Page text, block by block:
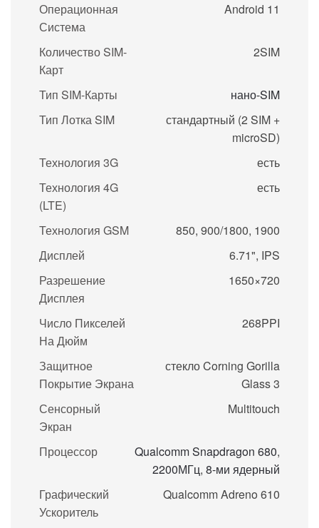
Операционная
Система
Android 11
Количество SIM-
Карт
2SIM
Тип SIM-Карты
нано-SIM
Тип Лотка SIM
стандартный (2 SIM +
microSD)
Технология 3G
есть
Технология 4G
(LTE)
есть
Технология GSM
850, 900/1800, 1900
Дисплей
6.71", IPS
Разрешение
Дисплея
1650×720
Число Пикселей
На Дюйм
268PPI
Защитное
Покрытие Экрана
стекло Corning Gorilla
Glass 3
Сенсорный
Экран
Multitouch
Процессор Qualcomm Snapdragon 680,
2200МГц, 8-ми ядерный
Графический
Ускоритель
Qualcomm Adreno 610